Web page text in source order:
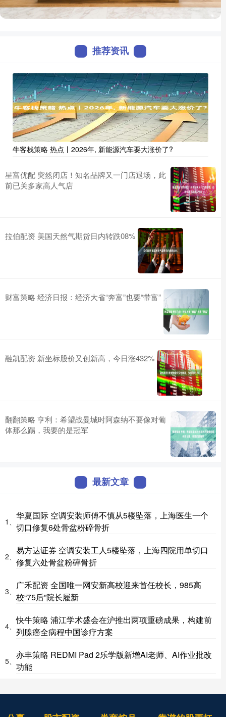
推荐资讯
牛客栈策略 热点丨2026年, 新能源汽车要大涨价了?
星富优配 突然闭店！知名品牌又一门店退场，此
前已关多家高人气店
拉伯配资 美国天然气期货日内转跌08%
财富策略 经济日报：经济大省“奔富”也要“带富”
融凯配资 新坐标股价又创新高，今日涨432%
翻翻策略 亨利：希望战曼城时阿森纳不要像对葡
体那么踢，我要的是冠军
最新文章
1、
华夏国际 空调安装师傅不慎从5楼坠落，上海医生一个
切口修复6处骨盆粉碎骨折
2、
易方达证券 空调安装工人5楼坠落，上海四院用单切口
修复六处骨盆粉碎骨折
3、
广禾配资 全国唯一网安新高校迎来首任校长，985高
校“75后”院长履新
4、
快牛策略 浦江学术盛会在沪推出两项重磅成果，构建前
列腺癌全病程中国诊疗方案
5、
亦丰策略 REDMI Pad 2乐学版新增AI老师、AI作业批改
功能